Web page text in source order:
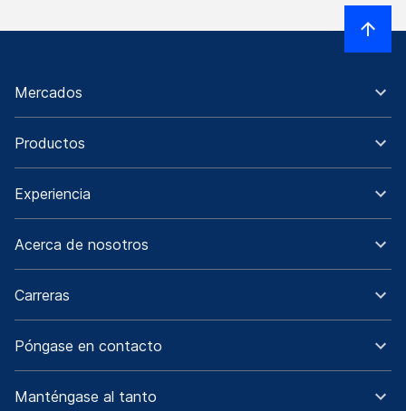
Mercados
Productos
Experiencia
Acerca de nosotros
Carreras
Póngase en contacto
Manténgase al tanto